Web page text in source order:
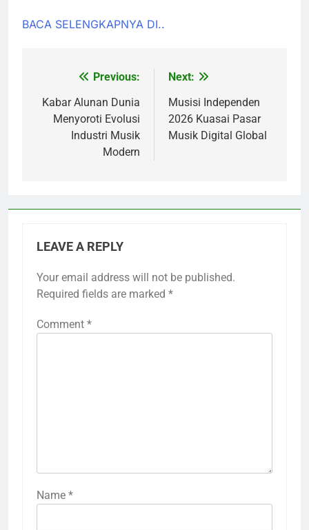
BACA SELENGKAPNYA DI..
navigation
Previous:
Kabar Alunan Dunia
Menyoroti Evolusi
Industri Musik
Modern
Next:
Musisi Independen
2026 Kuasai Pasar
Musik Digital Global
LEAVE A REPLY
Your email address will not be published.
Required fields are marked *
Comment *
Name *